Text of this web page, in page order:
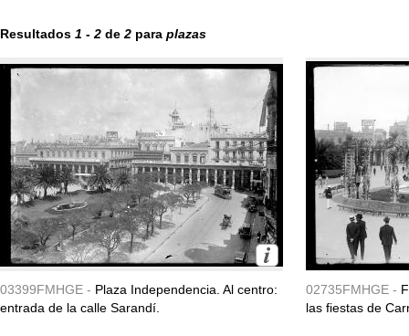
Resultados 1 - 2 de 2 para plazas
03399FMHGE - Plaza Independencia. Al centro:
entrada de la calle Sarandí.
02735FMHGE -
las fiestas de